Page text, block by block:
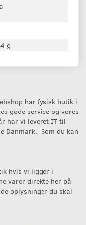
g
har fysisk butik i
gode service og vores
har vi leveret IT til
Danmark. Som du kan
hvis vi ligger i
varer direkte her på
oplysninger du skal